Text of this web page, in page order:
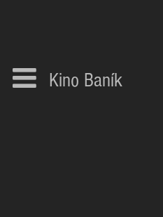
Kino Baník